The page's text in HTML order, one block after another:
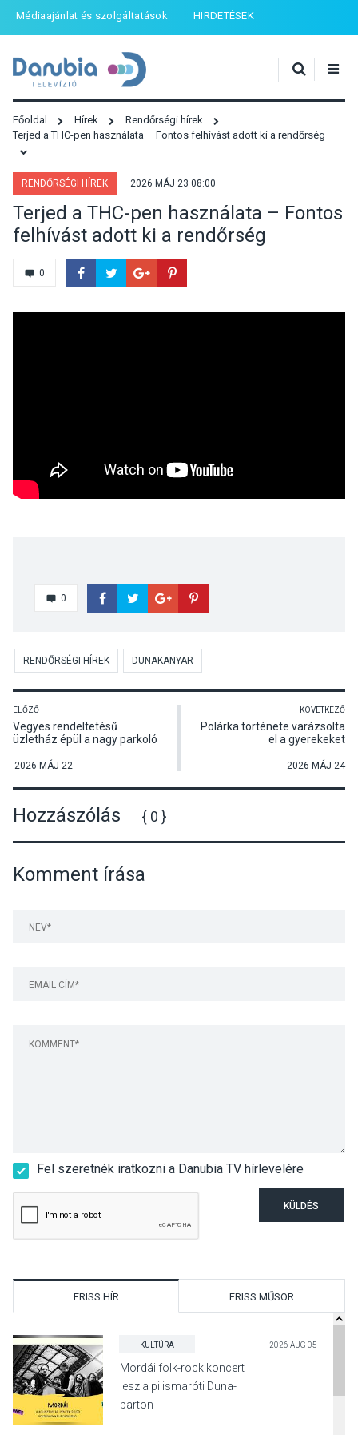
Médiaajánlat és szolgáltatások HIRDETÉSEK
Főoldal Hírek
Rendőrségi hírek
Terjed a THC-pen használata – Fontos felhívást adott ki a rendőrség
RENDŐRSÉGI HÍREK 2026 MÁJ 23 08:00
Terjed a THC-pen használata – Fontos
felhívást adott ki a rendőrség
0
0
RENDŐRSÉGI HÍREK DUNAKANYAR
ELŐZŐ
Vegyes rendeltetésű
üzletház épül a nagy parkoló
2026 MÁJ 22
KÖVETKEZŐ
Polárka története varázsolta
el a gyerekeket
2026 MÁJ 24
Hozzászólás { 0 }
Komment írása
Fel szeretnék iratkozni a Danubia TV hírlevelére
KÜLDÉS
FRISS HÍR FRISS MŰSOR
KULTÚRA 2026 AUG 05
Mordái folk-rock koncert
lesz a pilismaróti Duna-
parton